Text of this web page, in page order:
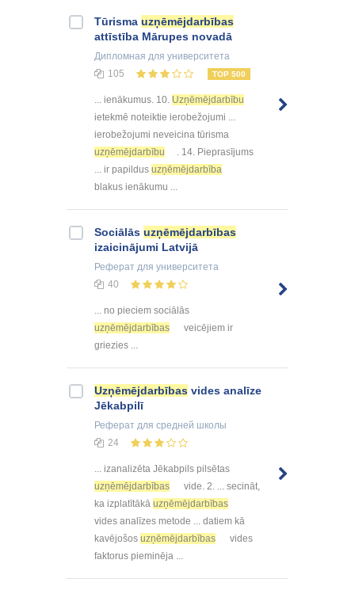
Tūrisma uzņēmējdarbības
attīstība Mārupes novadā
Дипломная для университета
105
TOP 500
... ienākumus. 10. Uzņēmējdarbību
ietekmē noteiktie ierobežojumi ...
ierobežojumi neveicina tūrisma
uzņēmējdarbību
. 14. Pieprasījums
... ir papildus uzņēmējdarbība
blakus ienākumu ...
Sociālās uzņēmējdarbības
izaicinājumi Latvijā
Реферат для университета
40
... no pieciem sociālās
uzņēmējdarbības
veicējiem ir
griezies ...
Uzņēmējdarbības vides analīze
Jēkabpilī
Реферат для средней школы
24
... izanalizēta Jēkabpils pilsētas
uzņēmējdarbības
vide. 2. ... secināt,
ka izplatītākā uzņēmējdarbības
vides analīzes metode ... datiem kā
kavējošos uzņēmējdarbības
vides
faktorus pieminēja ...